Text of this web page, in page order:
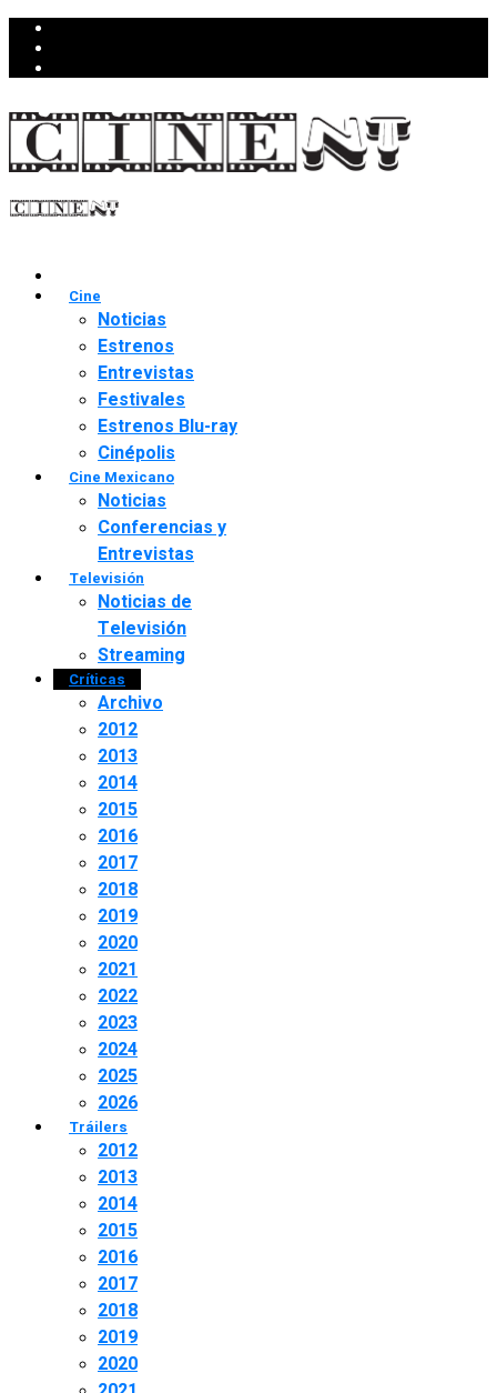
Cine
Noticias
Estrenos
Entrevistas
Festivales
Estrenos Blu-ray
Cinépolis
Cine Mexicano
Noticias
Conferencias y
Entrevistas
Televisión
Noticias de
Televisión
Streaming
Críticas
Archivo
2012
2013
2014
2015
2016
2017
2018
2019
2020
2021
2022
2023
2024
2025
2026
Tráilers
2012
2013
2014
2015
2016
2017
2018
2019
2020